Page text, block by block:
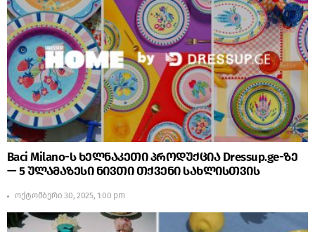
Baci Milano-ს ხელნაკეთი პროდუქცია Dressup.ge-ზე
— 5 ულამაზესი ნივთი თქვენი სახლისთვის
ოქტომბერი 30, 2025, 1:00 pm